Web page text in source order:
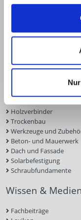
+49 2331 6245-0
info@eurotec.team
Produkte
Terrassen- und
Holzverbinder
Trockenbau
Werkzeuge und
Beton- und Mauerwerk
Dach und Fassade
Solarbefestigung
Schraubfundamente
Wissen & Medien
Fachbeiträge